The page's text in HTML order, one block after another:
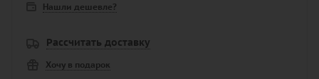
Нашли дешевле?
Рассчитать доставку
Хочу в подарок